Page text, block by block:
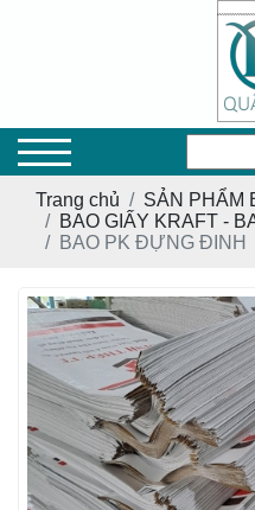
Trang chủ
SẢN PHẨM
BAO GIẤY KRAFT -
BAO PK ĐỰNG ĐINH